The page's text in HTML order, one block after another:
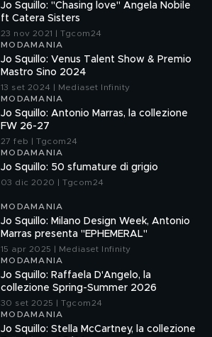
Jo Squillo: "Chasing love" Angela Nobile
ft Catera Sisters
23 nov 2021 | Tgcom24
MODAMANIA
Jo Squillo: Venus Talent Show & Premio
Mastro Sino 2024
13 set 2024 | Mediaset Infinity
MODAMANIA
Jo Squillo: Antonio Marras, la collezione
FW 26-27
27 feb | Tgcom24
MODAMANIA
Jo Squillo: 50 sfumature di grigio
03 dic 2020 | Tgcom24
MODAMANIA
Jo Squillo: Milano Design Week, Antonio
Marras presenta "EPHEMERAL"
15 apr 2025 | Mediaset Infinity
MODAMANIA
Jo Squillo: Raffaela D'Angelo, la
collezione Spring-Summer 2026
30 set 2025 | Tgcom24
MODAMANIA
Jo Squillo: Stella McCartney, la collezione